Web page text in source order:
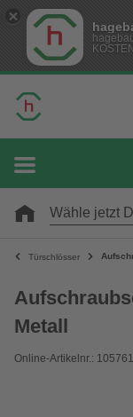
Wähle jetzt
Türschlösser
Metall
Online-Artikelnr.: